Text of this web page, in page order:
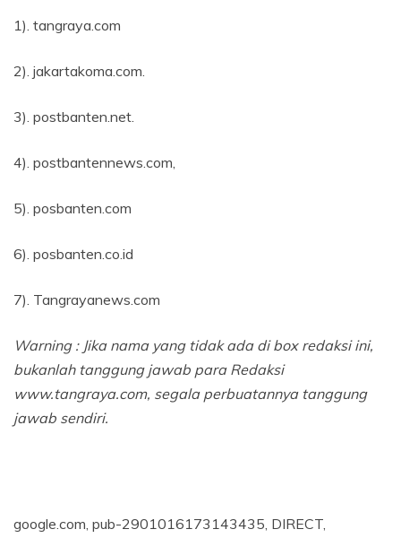
1). tangraya.com
2). jakartakoma.com.
3). postbanten.net.
4). postbantennews.com,
5). posbanten.com
6). posbanten.co.id
7). Tangrayanews.com
Warning : Jika nama yang tidak ada di box redaksi ini,
bukanlah tanggung jawab para Redaksi
www.tangraya.com, segala perbuatannya tanggung
jawab sendiri.
google.com, pub-2901016173143435, DIRECT,